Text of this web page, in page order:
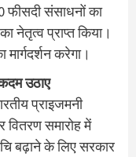
फीसदी संसाधनों का
नेतृत्व प्राप्त किया।
करेगा।
उठाए
प्राइजमनी
वितरण समारोह में
बढ़ाने के लिए सरकार